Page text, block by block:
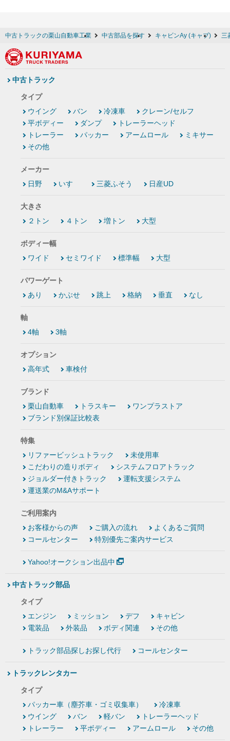
中古トラックの栗山自動車工業 中古部品を探す キャビンAy (キャブ) 三
中古トラック
タイプ
ウイング
バン 冷凍車
クレーン/セルフ
平ボディー
ダンプ
トレーラーヘッド
トレーラー
パッカー アームロール
ミキサー
その他
メーカー
日野
いすゞ 三菱ふそう 日産UD
大きさ
２トン
４トン 増トン 大型
ボディー幅
ワイド
セミワイド 標準幅 大型
パワーゲート
あり
かぶせ 跳上 格納 垂直 なし
軸
4軸
3軸
オプション
高年式
車検付
ブランド
栗山自動車
トラスキー
ワンプラストア
ブランド別保証比較表
特集
リファービッシュトラック
未使用車
こだわりの造りボディ
システムフロアトラック
ジョルダー付きトラック
運転支援システム
運送業のM&Aサポート
ご利用案内
お客様からの声
ご購入の流れ
よくあるご質問
コールセンター
特別優先ご案内サービス
Yahoo!オークション出品中
中古トラック部品
タイプ
エンジン
ミッション デフ
キャビン
電装品
外装品 ボディ関連 その他
トラック部品探しお探し代行 コールセンター
トラックレンタカー
タイプ
パッカー車（塵芥車・ゴミ収集車）
冷凍車
ウイング
バン 軽バン
トレーラーヘッド
トレーラー
平ボディー アームロール その他